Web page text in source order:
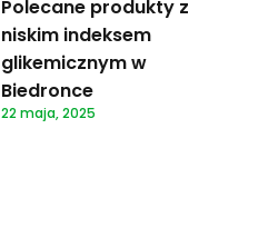
Polecane produkty z
niskim indeksem
glikemicznym w
Biedronce
22 maja, 2025